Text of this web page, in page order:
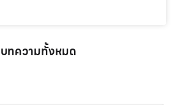
ทความทั้งหมด